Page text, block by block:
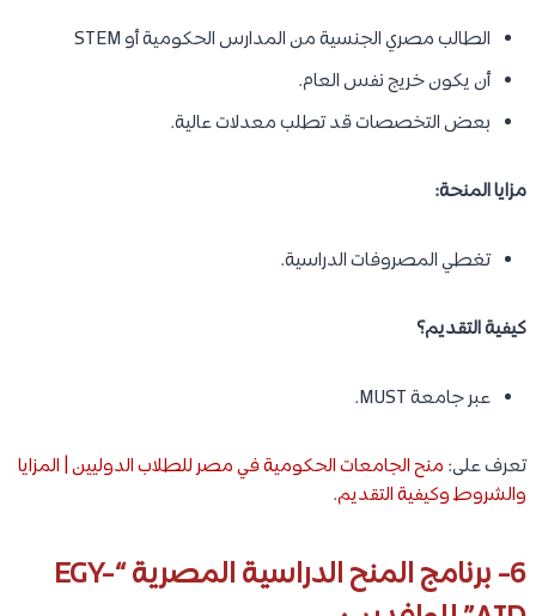
الطالب مصري الجنسية من المدارس الحكومية أو STEM
أن يكون خريج نفس العام.
بعض التخصصات قد تطلب معدلات عالية.
مزايا المنحة:
تغطي المصروفات الدراسية.
كيفية التقديم؟
عبر جامعة MUST.
تعرف على: منح الجامعات الحكومية في مصر للطلاب الدوليين | المزايا
والشروط وكيفية التقديم.
6- برنامج المنح الدراسية المصرية “EGY-